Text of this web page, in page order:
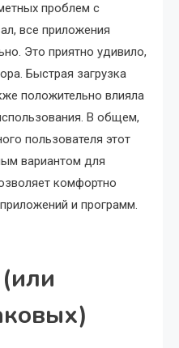
проблем с
все приложения
Это приятно удивило,
Быстрая загрузка
положительно влияла
В общем,
пользователя этот
вариантом для
комфортно
и программ.